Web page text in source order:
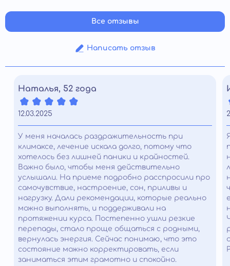
Написать отзыв
Все отзывы
Наталья, 52 года
12.03.2025
У меня началась раздражительность при
климаксе, лечение искала долго, потому что
хотелось без лишней паники и крайностей.
Важно было, чтобы меня действительно
услышали. На приеме подробно расспросили про
самочувствие, настроение, сон, приливы и
нагрузку. Дали рекомендации, которые реально
можно выполнять, и поддерживали на
протяжении курса. Постепенно ушли резкие
перепады, стало проще общаться с родными,
вернулась энергия. Сейчас понимаю, что это
состояние можно корректировать, если
заниматься этим грамотно и спокойно.